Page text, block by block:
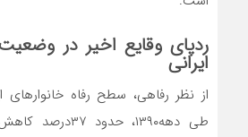
ردپای وقایع اخیر در وضعیت
ایرانی
از نظر رفاهی، سطح رفاه خانوارهای
طی دهه۱۳۹۰،